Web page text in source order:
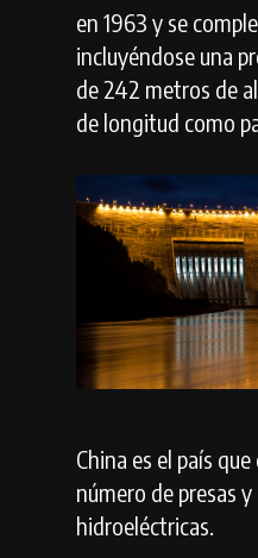
en 1963 y se
incluyéndose una
de 242 metros de
de longitud como
China es el país
número de presas
hidroeléctricas.